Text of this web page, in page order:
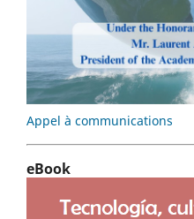
Appel à communications
eBook